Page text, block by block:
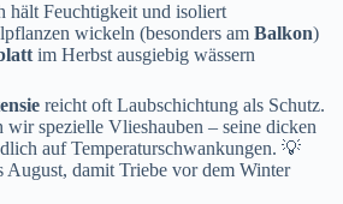
hält Feuchtigkeit und isoliert
wickeln (besonders am Balkon)
im Herbst ausgiebig wässern
reicht oft Laubschichtung als Schutz.
wir spezielle Vlieshauben – seine dicken
auf Temperaturschwankungen. 💡
damit Triebe vor dem Winter